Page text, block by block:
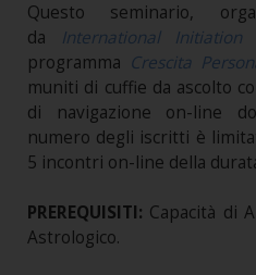
Questo seminario,
da
International Initiation
programma Crescita
muniti di cuffie da ascolto
di navigazione on-line
numero degli iscritti è
5 incontri on-line della
PREREQUISITI: Capacità di
Astrologico.